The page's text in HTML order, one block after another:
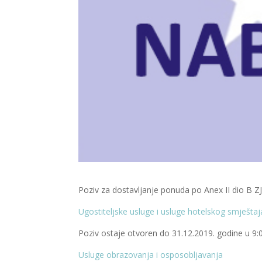
Poziv za dostavljanje ponuda po Anex II dio B
Ugostiteljske usluge i usluge hotelskog
Poziv ostaje otvoren do 31.12.2019. godine u
Usluge obrazovanja i osposobljavanja